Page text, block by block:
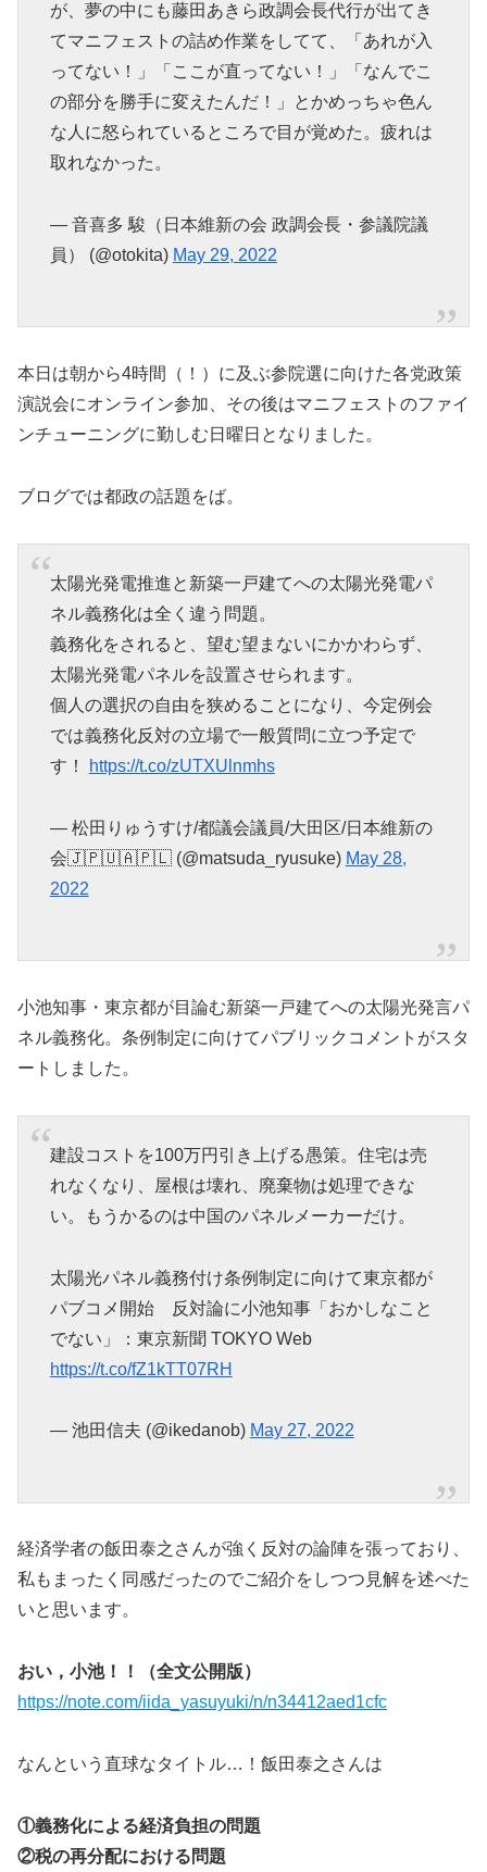
が、夢の中にも藤田あきら政調会長代行が出てき
てマニフェストの詰め作業をしてて、「あれが入
ってない！」「ここが直ってない！」「なんでこ
の部分を勝手に変えたんだ！」とかめっちゃ色ん
な人に怒られているところで目が覚めた。疲れは
取れなかった。
— 音喜多 駿（日本維新の会 政調会長・参議院議
員） (@otokita) May 29, 2022
本日は朝から4時間（！）に及ぶ参院選に向けた各党政策
演説会にオンライン参加、その後はマニフェストのファイ
ンチューニングに勤しむ日曜日となりました。
ブログでは都政の話題をば。
太陽光発電推進と新築一戸建てへの太陽光発電パ
ネル義務化は全く違う問題。
義務化をされると、望む望まないにかかわらず、
太陽光発電パネルを設置させられます。
個人の選択の自由を狭めることになり、今定例会
では義務化反対の立場で一般質問に立つ予定で
す！
https://t.co/zUTXUlnmhs
— 松田りゅうすけ/都議会議員/大田区/日本維新の
会🇯🇵🇺🇦🇵🇱 (@matsuda_ryusuke) May 28,
2022
小池知事・東京都が目論む新築一戸建てへの太陽光発言パ
ネル義務化。条例制定に向けてパブリックコメントがスタ
ートしました。
建設コストを100万円引き上げる愚策。住宅は売
れなくなり、屋根は壊れ、廃棄物は処理できな
い。もうかるのは中国のパネルメーカーだけ。
太陽光パネル義務付け条例制定に向けて東京都が
パブコメ開始 反対論に小池知事「おかしなこと
でない」：東京新聞 TOKYO Web
https://t.co/fZ1kTT07RH
— 池田信夫 (@ikedanob) May 27, 2022
経済学者の飯田泰之さんが強く反対の論陣を張っており、
私もまったく同感だったのでご紹介をしつつ見解を述べた
いと思います。
おい，小池！！（全文公開版）
https://note.com/iida_yasuyuki/n/n34412aed1cfc
なんという直球なタイトル…！飯田泰之さんは
①義務化による経済負担の問題
②税の再分配における問題